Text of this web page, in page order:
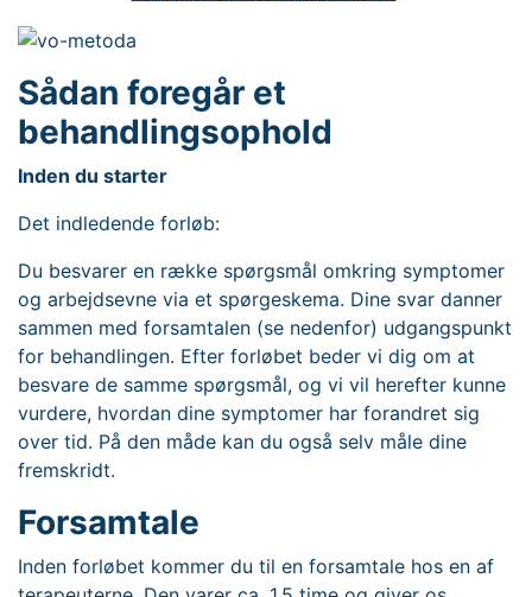
Sådan foregår et
behandlingsophold
Inden du starter
Det indledende forløb:
Du besvarer en række spørgsmål omkring symptomer
og arbejdsevne via et spørgeskema. Dine svar danner
sammen med forsamtalen (se nedenfor) udgangspunkt
for behandlingen. Efter forløbet beder vi dig om at
besvare de samme spørgsmål, og vi vil herefter kunne
vurdere, hvordan dine symptomer har forandret sig
over tid. På den måde kan du også selv måle dine
fremskridt.
Forsamtale
Inden forløbet kommer du til en forsamtale hos en af